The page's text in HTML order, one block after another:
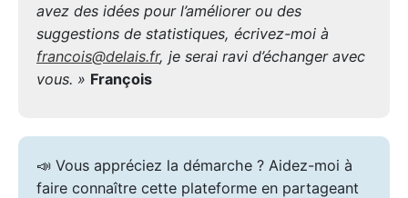
avez des idées pour l’améliorer ou des
suggestions de statistiques, écrivez-moi à
francois@delais.fr, je serai ravi d’échanger avec
vous. » François
📣 Vous appréciez la démarche ? Aidez-moi à
faire connaître cette plateforme en partageant